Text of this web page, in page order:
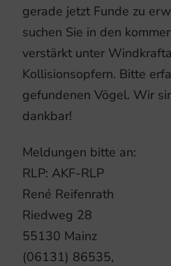
gerade jetzt Funde zu
suchen Sie in den
verstärkt unter
Kollisionsopfern. Bitte
gefundenen Vögel. Wir
dankbar!
Meldungen bitte an:
RLP: AKF-RLP
René Reifenrath
Riedweg 28
55130 Mainz
(06131) 86535,